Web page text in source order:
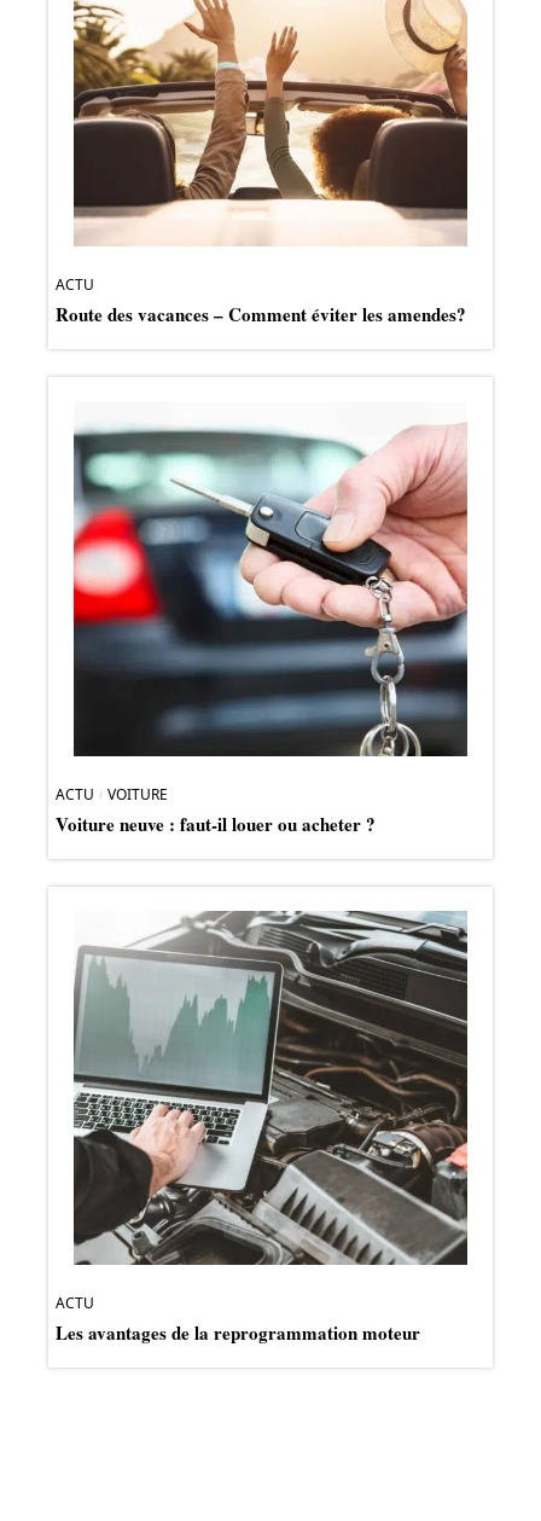
ACTU
Route des vacances – Comment éviter les amendes?
ACTU VOITURE
Voiture neuve : faut-il louer ou acheter ?
ACTU
Les avantages de la reprogrammation moteur